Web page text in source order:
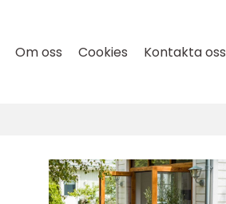
Om oss Cookies Kontakta oss